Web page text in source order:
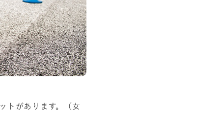
トがあります。（女